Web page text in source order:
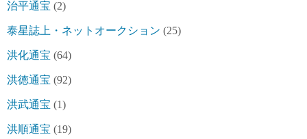
治平通宝 (2)
泰星誌上・ネットオークション (25)
洪化通宝 (64)
洪徳通宝 (92)
洪武通宝 (1)
洪順通宝 (19)